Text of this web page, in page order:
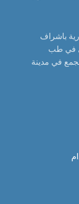
باشراف
في طب
في مدينة